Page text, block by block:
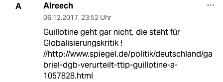
A Alreech
06.12.2017, 23:52 Uhr
Guillotine geht gar nicht, die steht für
Globalisierungskritik !
//http://www.spiegel.de/politik/deutschland/ga
briel-dgb-verurteilt-ttip-guillotine-a-
1057828.html